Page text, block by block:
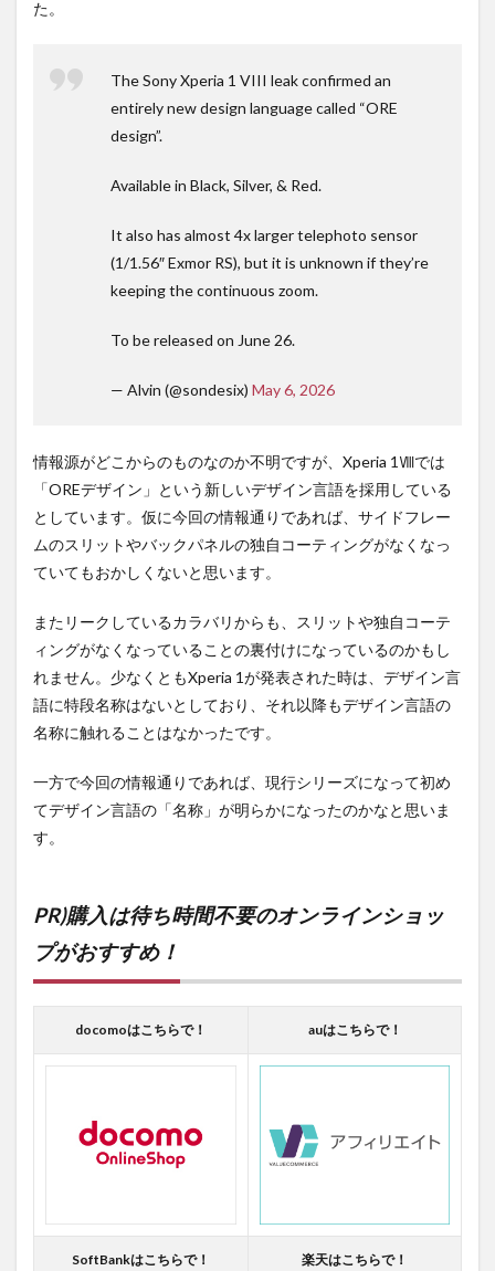
す
た。
The Sony Xperia 1 VIII leak confirmed an
entirely new design language called “ORE
design”.
Available in Black, Silver, & Red.
It also has almost 4x larger telephoto sensor
(1/1.56″ Exmor RS), but it is unknown if they’re
keeping the continuous zoom.
To be released on June 26.
— Alvin (@sondesix) May 6, 2026
情報源がどこからのものなのか不明ですが、Xperia 1Ⅷでは
「OREデザイン」という新しいデザイン言語を採用している
としています。仮に今回の情報通りであれば、サイドフレー
ムのスリットやバックパネルの独自コーティングがなくなっ
ていてもおかしくないと思います。
またリークしているカラバリからも、スリットや独自コーテ
ィングがなくなっていることの裏付けになっているのかもし
れません。少なくともXperia 1が発表された時は、デザイン言
語に特段名称はないとしており、それ以降もデザイン言語の
名称に触れることはなかったです。
一方で今回の情報通りであれば、現行シリーズになって初め
てデザイン言語の「名称」が明らかになったのかなと思いま
す。
PR)購入は待ち時間不要のオンラインショッ
プがおすすめ！
docomoはこちらで！ auはこちらで！
SoftBankはこちらで！ 楽天はこちらで！